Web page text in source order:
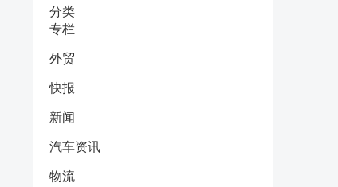
分类
专栏
外贸
快报
新闻
汽车资讯
物流